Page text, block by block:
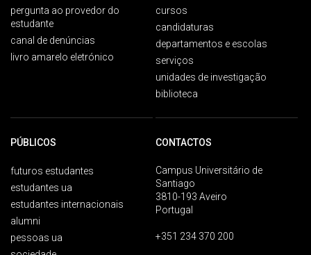
pergunta ao provedor do
estudante
canal de denúncias
livro amarelo eletrónico
cursos
candidaturas
departamentos e escolas
serviços
unidades de investigação
biblioteca
PÚBLICOS
futuros estudantes
estudantes ua
estudantes internacionais
alumni
pessoas ua
CONTACTOS
Campus Universitário de
Santiago
3810-193 Aveiro
Portugal
+351 234 370 200